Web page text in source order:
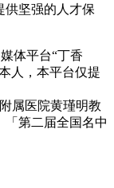
供坚强的人才保
体平台“丁香
人，本平台仅提
属医院黄瑾明教
「第二届全国名中